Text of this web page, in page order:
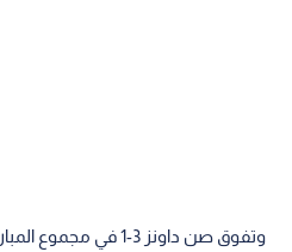
وتفوق صن داونز 3-1 في